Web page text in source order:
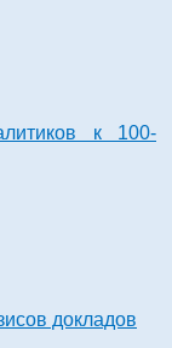
к 100-
докладов